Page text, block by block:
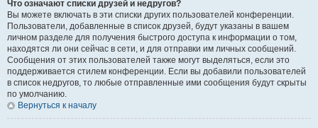
Что означают списки друзей и недругов?
Вы можете включать в эти списки других пользователей конференции.
Пользователи, добавленные в список друзей, будут указаны в вашем
личном разделе для получения быстрого доступа к информации о том,
находятся ли они сейчас в сети, и для отправки им личных сообщений.
Сообщения от этих пользователей также могут выделяться, если это
поддерживается стилем конференции. Если вы добавили пользователей
в список недругов, то любые отправленные ими сообщения будут скрыты
по умолчанию.
Вернуться к началу